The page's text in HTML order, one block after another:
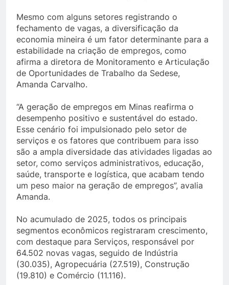
Mesmo com alguns setores registrando o
fechamento de vagas, a diversificação da
economia mineira é um fator determinante para a
estabilidade na criação de empregos, como
afirma a diretora de Monitoramento e Articulação
de Oportunidades de Trabalho da Sedese,
Amanda Carvalho.
“A geração de empregos em Minas reafirma o
desempenho positivo e sustentável do estado.
Esse cenário foi impulsionado pelo setor de
serviços e os fatores que contribuem para isso
são a ampla diversidade das atividades ligadas ao
setor, como serviços administrativos, educação,
saúde, transporte e logística, que acabam tendo
um peso maior na geração de empregos”, avalia
Amanda.
No acumulado de 2025, todos os principais
segmentos econômicos registraram crescimento,
com destaque para Serviços, responsável por
64.502 novas vagas, seguido de Indústria
(30.035), Agropecuária (27.519), Construção
(19.810) e Comércio (11.116).